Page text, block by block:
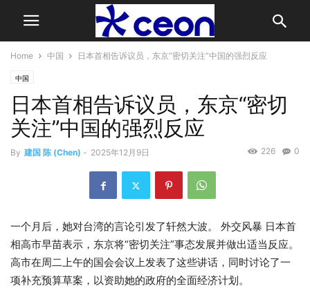
Home 中国 日本首相告诉议员，东京“密切关注”中国的强烈反应
中国
日本首相告诉议员，东京“密切
关注”中国的强烈反应
By 建国 陈 (Chen) - 2025年12月9日 0
226
一个月后，她对台湾的言论引发了轩然大波。 外交风暴 日本首
相高市早苗表示，东京将“密切关注”事态发展并做出适当反应。
高市在周二上午的国会会议上发表了这些讲话，同时讨论了一
项补充预算草案，以资助她的政府的全面经济计划。